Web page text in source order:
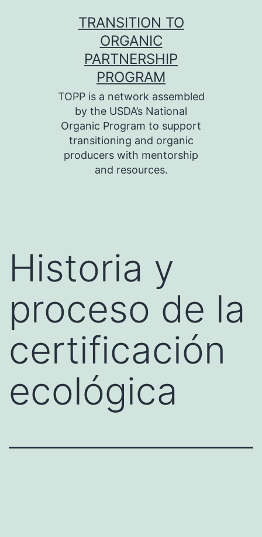
TRANSITION TO
ORGANIC
PARTNERSHIP
PROGRAM
TOPP is a network assembled
by the USDA’s National
Organic Program to support
transitioning and organic
producers with mentorship
and resources.
Historia y
proceso de la
certificación
ecológica